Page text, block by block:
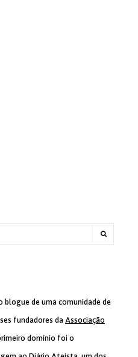
blogue de uma comunidade de
fundadores da Associação
domínio foi o